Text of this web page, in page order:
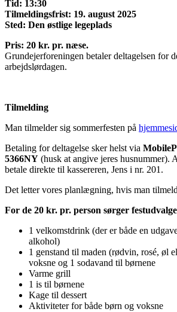
Tid: 13:30
Tilmeldingsfrist: 19. august 2025
Sted: Den østlige legeplads
Pris: 20 kr. pr. næse.
Grundejerforeningen betaler deltagelsen for
arbejdslørdagen.
Tilmelding
Man tilmelder sig sommerfesten på
Betaling for deltagelse sker helst via
5366NY (husk at angive jeres husnummer).
betale direkte til kassereren, Jens i nr. 201.
Det letter vores planlægning, hvis man
For de 20 kr. pr. person sørger
1 velkomstdrink (der er både en
alkohol)
1 genstand til maden (rødvin, rosé, øl
voksne og 1 sodavand til børnene
Varme grill
1 is til børnene
Kage til dessert
Aktiviteter for både børn og voksne